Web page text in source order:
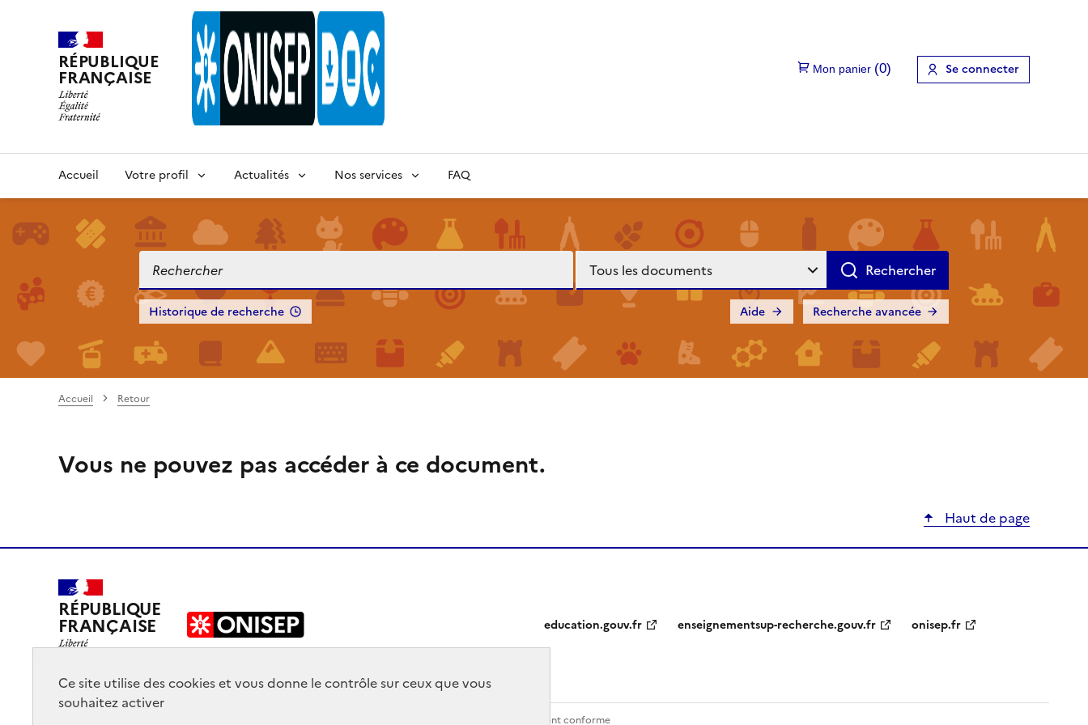
Ce site utilise des cookies et vous donne le contrôle sur ceux que vous
souhaitez activer
RÉPUBLIQUE
FRANÇAISE Se connecter
Accueil Votre profil Actualités Nos services FAQ
Historique de recherche Recherche avancée
Aide
Accueil Retour
Vous ne pouvez pas accéder à ce document.
Haut de page
RÉPUBLIQUE
FRANÇAISE education.gouv.fr enseignementsup-recherche.gouv.fr onisep.fr
Accessibilité : partiellement conforme